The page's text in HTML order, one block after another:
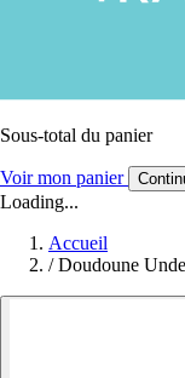
Sous-total du panier
Voir mon panier
Loading...
Accueil
/ Doudoune